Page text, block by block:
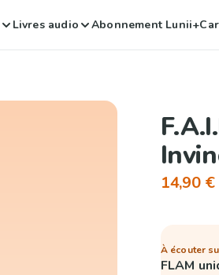
Livres audio Abonnement Lunii+
14,90 €
À écouter
FLAM